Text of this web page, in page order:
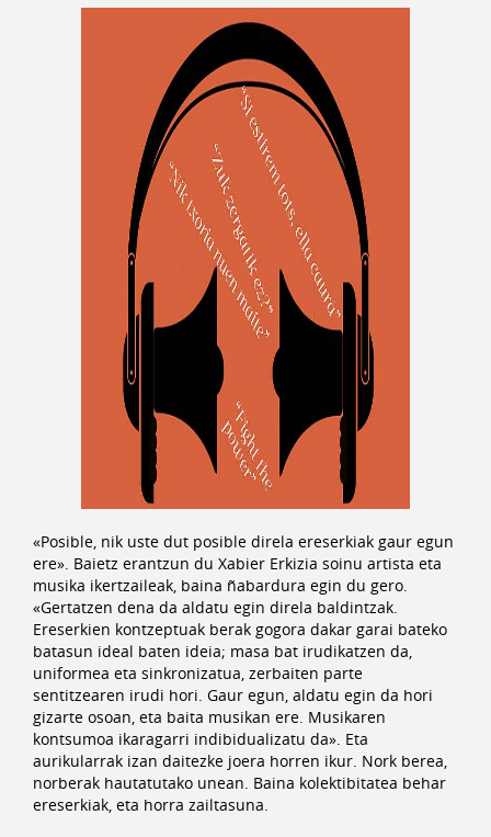
«Posible, nik uste dut posible direla ereserkiak gaur egun
ere». Baietz erantzun du Xabier Erkizia soinu artista eta
musika ikertzaileak, baina ñabardura egin du gero.
«Gertatzen dena da aldatu egin direla baldintzak.
Ereserkien kontzeptuak berak gogora dakar garai bateko
batasun ideal baten ideia; masa bat irudikatzen da,
uniformea eta sinkronizatua, zerbaiten parte
sentitzearen irudi hori. Gaur egun, aldatu egin da hori
gizarte osoan, eta baita musikan ere. Musikaren
kontsumoa ikaragarri indibidualizatu da». Eta
aurikularrak izan daitezke joera horren ikur. Nork berea,
norberak hautatutako unean. Baina kolektibitatea behar
ereserkiak, eta horra zailtasuna.